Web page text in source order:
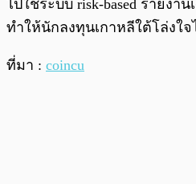
ไปใช้ระบบ risk-based รายงา
ทำให้นักลงทุนเกาหลีใต้โล่งใจ
ที่มา : coincu